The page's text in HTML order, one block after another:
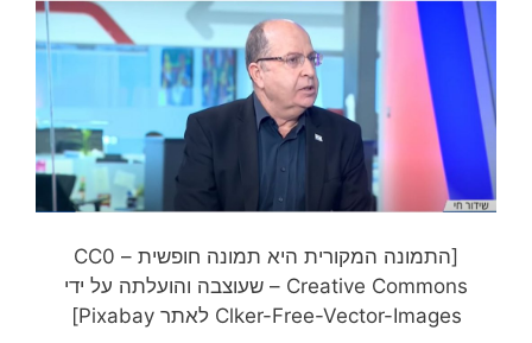
[התמונה המקורית היא תמונה חופשית – CC0
Creative Commons – שעוצבה והועלתה על ידי
Clker-Free-Vector-Images לאתר Pixabay]